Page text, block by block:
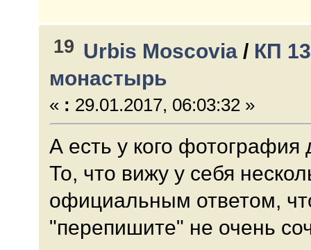
19 Urbis Moscovia / КП
монастырь
« : 29.01.2017, 06:03:32 »
А есть у кого фотография
То, что вижу у себя
официальным ответом,
"перепишите" не очень